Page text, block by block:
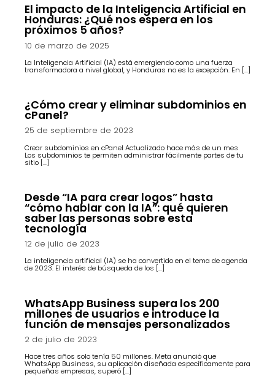
El impacto de la Inteligencia Artificial en
Honduras: ¿Qué nos espera en los
próximos 5 años?
10 de marzo de 2025
La Inteligencia Artificial (IA) está emergiendo como una fuerza
transformadora a nivel global, y Honduras no es la excepción. En […]
¿Cómo crear y eliminar subdominios en
cPanel?
25 de septiembre de 2023
Crear subdominios en cPanel Actualizado hace más de un mes
Los subdominios te permiten administrar fácilmente partes de tu
sitio […]
Desde “IA para crear logos” hasta
“cómo hablar con la IA”: qué quieren
saber las personas sobre esta
tecnología
12 de julio de 2023
La inteligencia artificial (IA) se ha convertido en el tema de agenda
de 2023. El interés de búsqueda de los […]
WhatsApp Business supera los 200
millones de usuarios e introduce la
función de mensajes personalizados
2 de julio de 2023
Hace tres años solo tenía 50 millones. Meta anunció que
WhatsApp Business, su aplicación diseñada específicamente para
pequeñas empresas, superó […]